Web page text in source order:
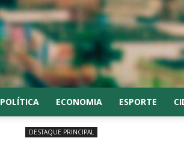
POLÍTICA ECONOMIA ESPORTE
DESTAQUE PRINCIPAL